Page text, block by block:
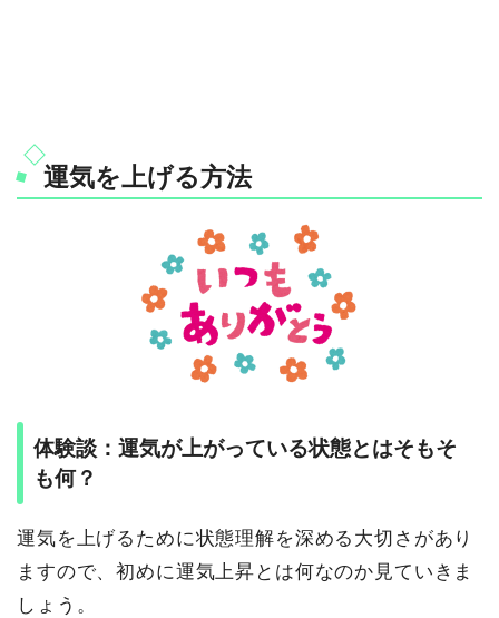
運気を上げる方法
体験談：運気が上がっている状態とはそもそ
も何？
運気を上げるために状態理解を深める大切さがあり
ますので、初めに運気上昇とは何なのか見ていきま
しょう。